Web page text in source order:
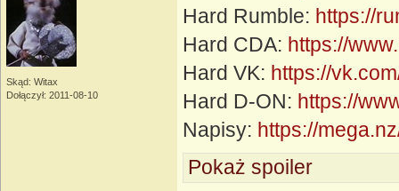
Skąd: Witax
Dołączył: 2011-08-10
Hard Rumble: https://
Hard CDA: https://
Hard VK: https://
Hard D-ON: https://
Napisy: https://
Pokaż spoiler